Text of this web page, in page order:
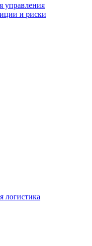
управления
и риски
логистика